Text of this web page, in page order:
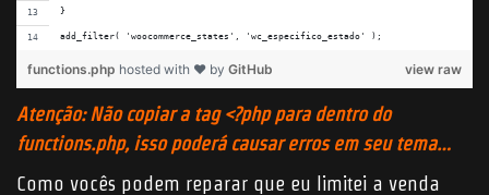
}
add_filter( 'woocommerce_states', 'wc_especifico_estado' );
view raw
functions.php hosted with ❤ by GitHub
Atenção: Não copiar a tag <?php para dentro do
functions.php, isso poderá causar erros em seu tema…
Como vocês podem reparar que eu limitei a venda